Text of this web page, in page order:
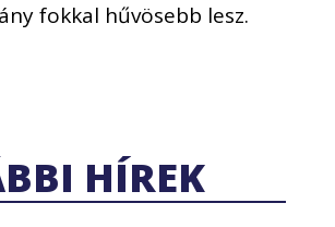
fokkal hűvösebb lesz.
HÍREK